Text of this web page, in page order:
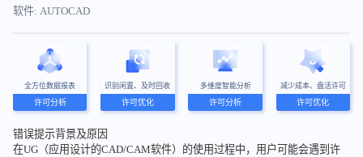
软件: AUTOCAD
全方位数据报表
许可分析
识别闲置、及时回收
许可优化
多维度智能分析
许可分析
减少成本、盘活许可
许可优化
错误提示背景及原因
在UG（应用设计的CAD/CAM软件）的使用过程中，用户可能会遇到许